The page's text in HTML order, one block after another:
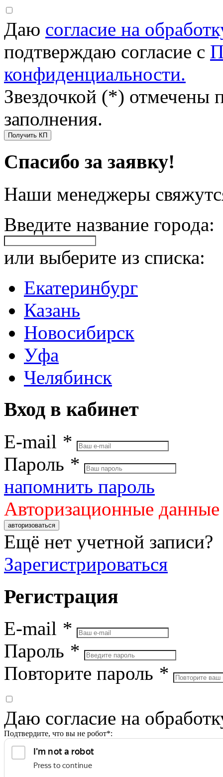
Даю согласие на
подтверждаю согласие с
конфиденциальности.
Звездочкой (*) отмечены
заполнения.
Получить КП
Спасибо за заявку!
Наши менеджеры
Введите название города:
или выберите из списка:
Екатеринбург
Казань
Новосибирск
Уфа
Челябинск
Вход в кабинет
E-mail *
Пароль *
напомнить пароль
Авторизационные
авторизоваться
Ещё нет учетной записи?
Зарегистрироваться
Регистрация
E-mail *
Пароль *
Повторите пароль *
Даю согласие на
Подтвердите, что вы не робот*: